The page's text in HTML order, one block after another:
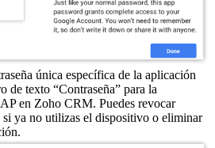
única específica de la aplicación
de texto “Contraseña” para la
en Zoho CRM. Puedes revocar
si ya no utilizas el dispositivo o eliminar